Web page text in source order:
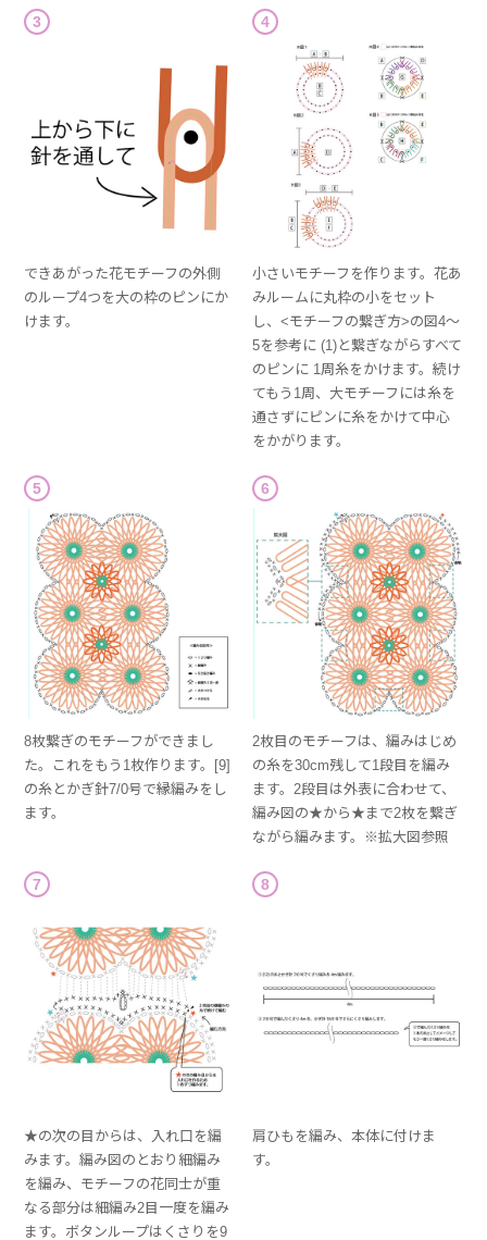
3
できあがった花モチーフの外側
のループ4つを大の枠のピンにか
けます。
4
小さいモチーフを作ります。花あ
みルームに丸枠の小をセット
し、<モチーフの繋ぎ方>の図4～
5を参考に (1)と繋ぎながらすべて
のピンに 1周糸をかけます。続け
てもう1周、大モチーフには糸を
通さずにピンに糸をかけて中心
をかがります。
5
8枚繋ぎのモチーフができまし
た。これをもう1枚作ります。[9]
の糸とかぎ針7/0号で縁編みをし
ます。
6
2枚目のモチーフは、編みはじめ
の糸を30cm残して1段目を編み
ます。2段目は外表に合わせて、
編み図の★から★まで2枚を繋ぎ
ながら編みます。※拡大図参照
7
★の次の目からは、入れ口を編
みます。編み図のとおり細編み
を編み、モチーフの花同士が重
なる部分は細編み2目一度を編み
ます。ボタンループはくさりを9
8
肩ひもを編み、本体に付けま
す。